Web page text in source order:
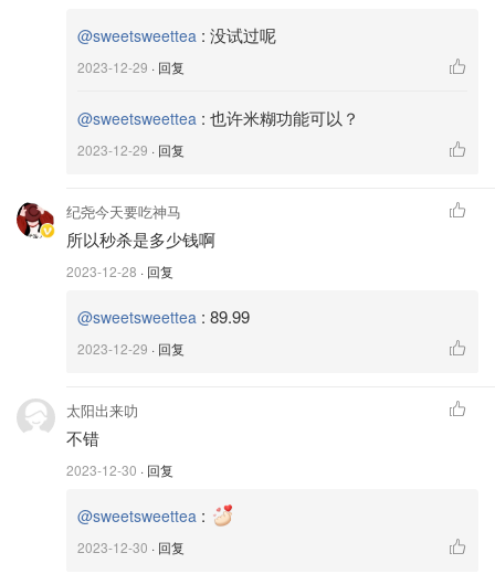
@sweetsweettea : 没试过呢
2023-12-29 · 回复
@sweetsweettea : 也许米糊功能可以？
2023-12-29 · 回复
纪尧今天要吃神马
所以秒杀是多少钱啊
2023-12-28 · 回复
@sweetsweettea : 89.99
2023-12-29 · 回复
太阳出来叻
不错
2023-12-30 · 回复
@sweetsweettea :
2023-12-30 · 回复